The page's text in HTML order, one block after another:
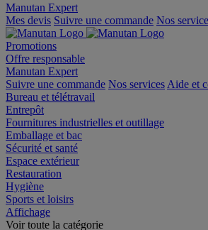
Manutan Expert
offre reconditionnée
Mes devis Suivre une commande Nos services
Promotions
Offre responsable
Manutan Expert
Suivre une commande
Bureau et télétravail
Entrepôt
Fournitures industrielles et outillage
Emballage et bac
Sécurité et santé
Espace extérieur
Restauration
Hygiène
Sports et loisirs
Affichage